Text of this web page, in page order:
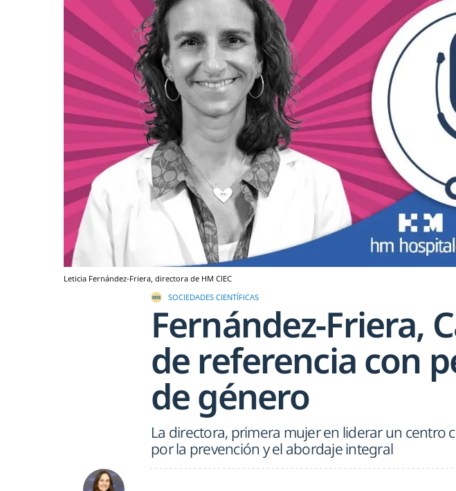
Leticia Fernández-Friera, directora de HM CIEC
SOCIEDADES CIENTÍFICAS
Fernández-Friera,
de referencia con
de género
La directora, primera mujer en liderar un centro
por la prevención y el abordaje integral